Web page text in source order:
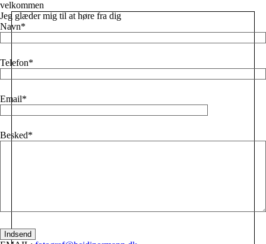
velkommen
Jeg glæder mig til at høre fra dig
Navn
Telefon
Email
Besked